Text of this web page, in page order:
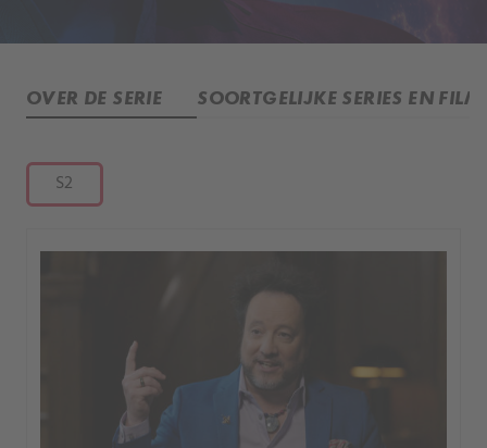
OVER DE SERIE SOORTGELIJKE SERIES EN
S2